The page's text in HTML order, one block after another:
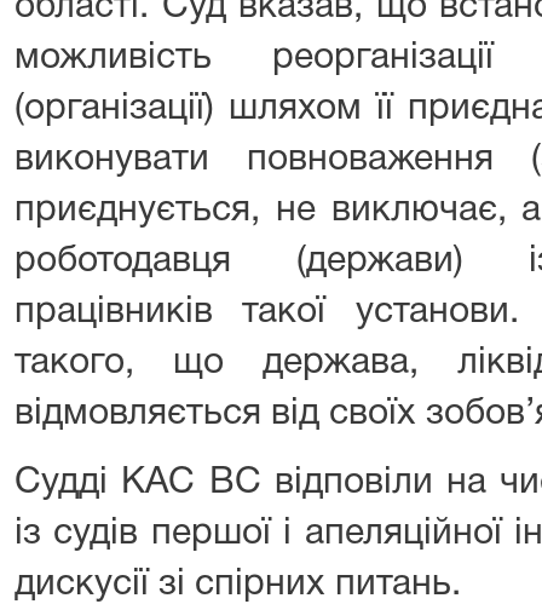
області. Суд вказав, що
можливість
(організації) шляхом її
виконувати
приєднується, не виключає,
роботодавця (держави)
працівників такої
такого, що держава,
відмовляється від своїх
Судді КАС ВС відповіли на
із судів першої і апеляційної
дискусії зі спірних питань.